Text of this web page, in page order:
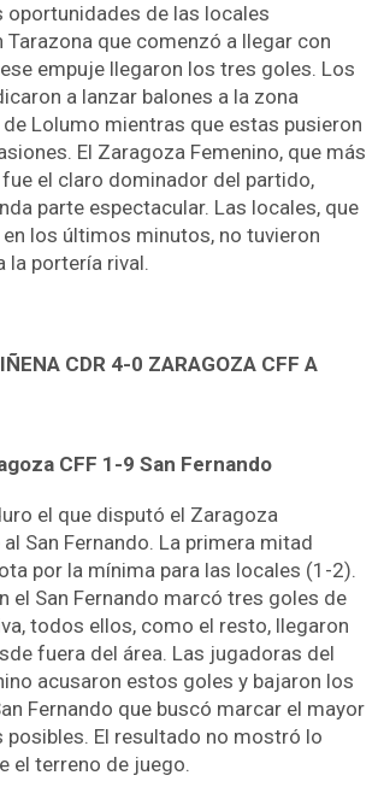
oportunidades de las locales
Tarazona que comenzó a llegar con
empuje llegaron los tres goles. Los
a lanzar balones a la zona
Lolumo mientras que estas pusieron
El Zaragoza Femenino, que más
el claro dominador del partido,
parte espectacular. Las locales, que
los últimos minutos, no tuvieron
la portería rival.
CDR 4-0 ZARAGOZA CFF A
CFF 1-9 San Fernando
el que disputó el Zaragoza
San Fernando. La primera mitad
por la mínima para las locales (1-2).
el San Fernando marcó tres goles de
todos ellos, como el resto, llegaron
fuera del área. Las jugadoras del
acusaron estos goles y bajaron los
Fernando que buscó marcar el mayor
posibles. El resultado no mostró lo
el terreno de juego.